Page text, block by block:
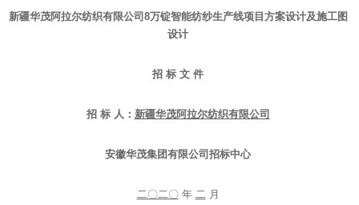
新疆华茂阿拉尔纺织有限公司8万锭智能纺纱生产线项目方案设计及施工图
设计
招 标 文 件
招 标 人： 新疆华茂阿拉尔纺织有限公司
安徽华茂集团有限公司招标中心
二〇二〇年 二月